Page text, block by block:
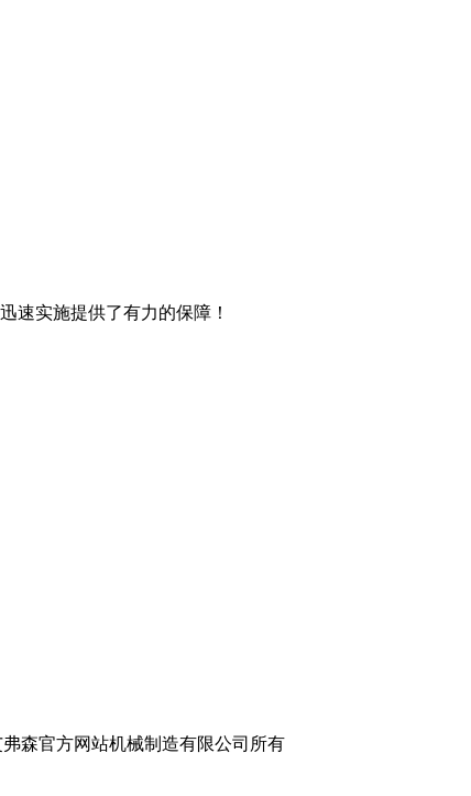
速实施提供了有力的保障！
官方网站机械制造有限公司所有